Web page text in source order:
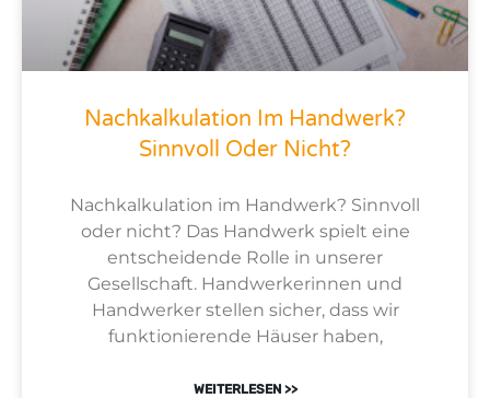
Nachkalkulation Im Handwerk?
Sinnvoll Oder Nicht?
Nachkalkulation im Handwerk? Sinnvoll
oder nicht? Das Handwerk spielt eine
entscheidende Rolle in unserer
Gesellschaft. Handwerkerinnen und
Handwerker stellen sicher, dass wir
funktionierende Häuser haben,
WEITERLESEN >>